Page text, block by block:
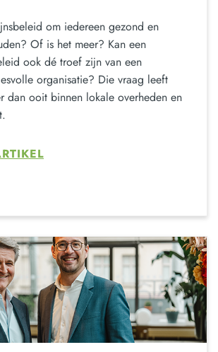
om iedereen gezond en
Of is het meer? Kan een
ook dé troef zijn van een
organisatie? Die vraag leeft
dan ooit binnen lokale overheden en